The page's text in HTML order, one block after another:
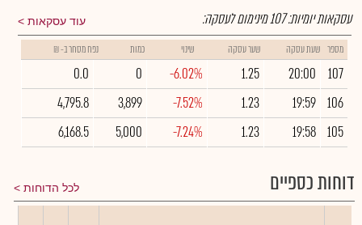
עוד עסקאות עסקאות יומיות:107מינימום לעסקה:
מספר שעת עסקה שער עסקה שינוי כמות נפח מסחר ב- ₪
107
20:00
1.25
-6.02%
0
0.0
106
19:59
1.23
-7.52%
3,899
4,795.8
105
19:58
1.23
-7.24%
5,000
6,168.5
דוחות כספיים לכל הדוחות